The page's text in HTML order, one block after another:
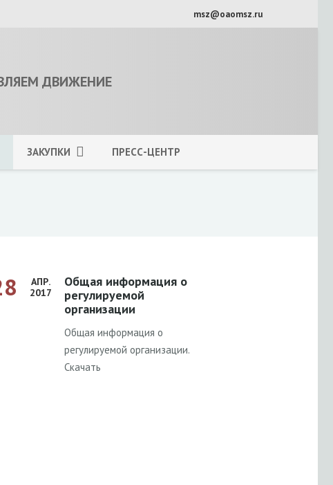
msz@oaomsz.ru
ДВИЖЕНИЕ
ЗАКУПКИ ПРЕСС-ЦЕНТР
АПР.
2017
Общая информация о
регулируемой
организации
Общая информация о
регулируемой организации.
Скачать